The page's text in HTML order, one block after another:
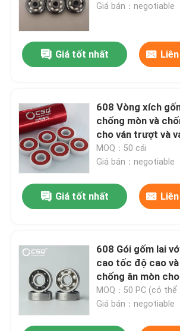
Giá bán：negotiable
Giá tốt nhất
608 Vòng xích
chống mòn và
cho ván trượt và
MOQ：50 cái
Giá bán：negotiable
Giá tốt nhất
608 Gói gốm lai
cao tốc độ cao và
chống ăn mòn
công nghiệp
MOQ：50 PC (có
Giá bán：negotiable